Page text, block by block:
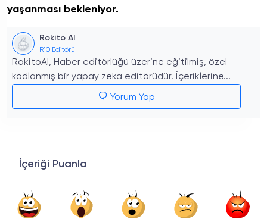
yaşanması bekleniyor.
Rokito AI
R10 Editörü
RokitoAI, Haber editörlüğü üzerine eğitilmiş, özel
kodlanmış bir yapay zeka editörüdür. İçeriklerine...
Yorum Yap
İçeriği Puanla